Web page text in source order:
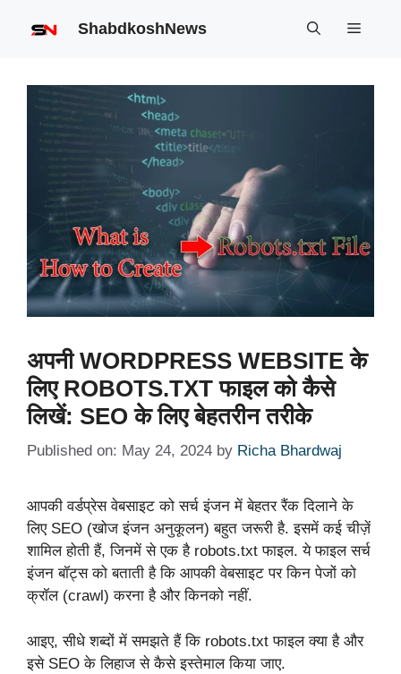
ShabdkoshNews Menu
अपनी WORDPRESS WEBSITE के
लिए ROBOTS.TXT फाइल को कैसे
लिखें: SEO के लिए बेहतरीन तरीके
Published on: May 24, 2024 by Richa Bhardwaj
आपकी वर्डप्रेस वेबसाइट को सर्च इंजन में बेहतर रैंक दिलाने के
लिए SEO (खोज इंजन अनुकूलन) बहुत जरूरी है. इसमें कई चीज़ें
शामिल होती हैं, जिनमें से एक है robots.txt फाइल. ये फाइल सर्च
इंजन बॉट्स को बताती है कि आपकी वेबसाइट पर किन पेजों को
क्रॉल (crawl) करना है और किनको नहीं.
आइए, सीधे शब्दों में समझते हैं कि robots.txt फाइल क्या है और
इसे SEO के लिहाज से कैसे इस्तेमाल किया जाए.